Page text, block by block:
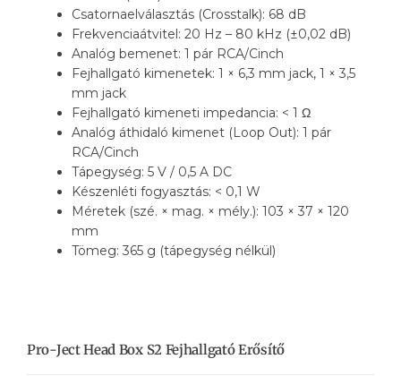
Csatornaelválasztás (Crosstalk): 68 dB
Frekvenciaátvitel: 20 Hz – 80 kHz (±0,02 dB)
Analóg bemenet: 1 pár RCA/Cinch
Fejhallgató kimenetek: 1 × 6,3 mm jack, 1 × 3,5
mm jack
Fejhallgató kimeneti impedancia: < 1 Ω
Analóg áthidaló kimenet (Loop Out): 1 pár
RCA/Cinch
Tápegység: 5 V / 0,5 A DC
Készenléti fogyasztás: < 0,1 W
Méretek (szé. × mag. × mély.): 103 × 37 × 120
mm
Tömeg: 365 g (tápegység nélkül)
Pro-Ject Head Box S2 Fejhallgató Erősítő